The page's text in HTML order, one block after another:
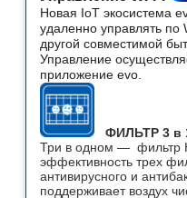
Новая IoT экосистема
удаленно управлять
другой совместимой
Управление
приложение evo.
ФИЛЬТР 3 в
Три в одном — фильтр
эффективность трех
антивирусного и
поддерживает воздух